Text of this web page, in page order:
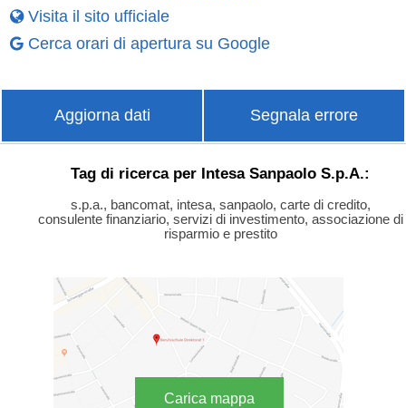
Visita il sito ufficiale
Cerca orari di apertura su Google
Aggiorna dati Segnala errore
Tag di ricerca per Intesa Sanpaolo S.p.A.:
s.p.a., bancomat, intesa, sanpaolo, carte di credito,
consulente finanziario, servizi di investimento, associazione di
risparmio e prestito
Carica mappa